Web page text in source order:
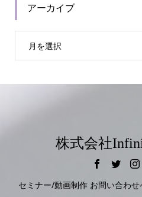
アーカイブ
月を選択
株式会社
セミナー/動画制作 お問い合わ